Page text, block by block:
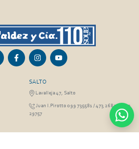
SALTO
Lavalleja 47, Salto
Juan I.Pirotto 099 735581 / 473 26826 / 473
29757